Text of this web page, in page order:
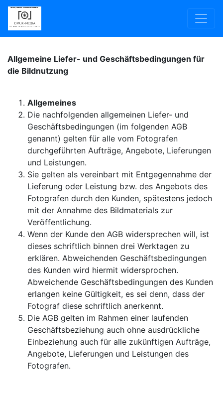
Allgemeine Liefer- und Geschäftsbedingungen für
die Bildnutzung
Allgemeines
Die nachfolgenden allgemeinen Liefer- und
Geschäftsbedingungen (im folgenden AGB
genannt) gelten für alle vom Fotografen
durchgeführten Aufträge, Angebote, Lieferungen
und Leistungen.
Sie gelten als vereinbart mit Entgegennahme der
Lieferung oder Leistung bzw. des Angebots des
Fotografen durch den Kunden, spätestens jedoch
mit der Annahme des Bildmaterials zur
Veröffentlichung.
Wenn der Kunde den AGB widersprechen will, ist
dieses schriftlich binnen drei Werktagen zu
erklären. Abweichenden Geschäftsbedingungen
des Kunden wird hiermit widersprochen.
Abweichende Geschäftsbedingungen des Kunden
erlangen keine Gültigkeit, es sei denn, dass der
Fotograf diese schriftlich anerkennt.
Die AGB gelten im Rahmen einer laufenden
Geschäftsbeziehung auch ohne ausdrückliche
Einbeziehung auch für alle zukünftigen Aufträge,
Angebote, Lieferungen und Leistungen des
Fotografen.